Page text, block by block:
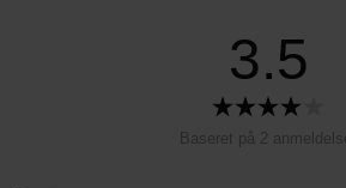
3.5
Baseret på 2